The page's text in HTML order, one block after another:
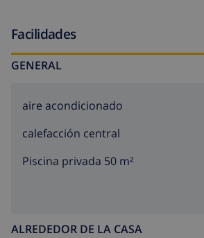
Facilidades
GENERAL
aire acondicionado
calefacción central
Piscina privada 50 m²
ALREDEDOR DE LA CASA